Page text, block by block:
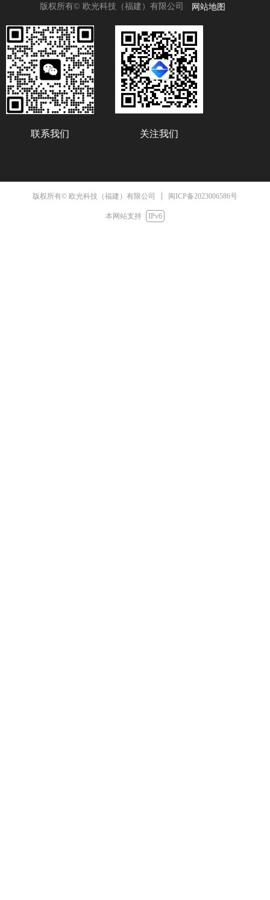
版权所有© 欧光科技（福建）有限公司 网站地图
联系我们 关注我们
版权所有© 欧光科技（福建）有限公司 闽ICP备2023006586号
本网站支持 IPv6